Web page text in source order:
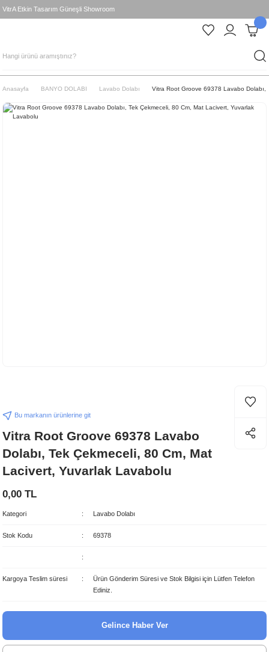
VitrA Etkin Tasarım Güneşli Showroom
Anasayfa BANYO DOLABI Lavabo Dolabı Vitra Root Groove 69378 Lavabo Dolabı,
Bu markanın ürünlerine git
Vitra Root Groove 69378 Lavabo
Dolabı, Tek Çekmeceli, 80 Cm, Mat
Lacivert, Yuvarlak Lavabolu
0,00 TL
Kategori Lavabo Dolabı
Stok Kodu 69378
Kargoya Teslim süresi
Ürün Gönderim Süresi ve Stok Bilgisi için Lütfen Telefon
Ediniz.
Gelince Haber Ver